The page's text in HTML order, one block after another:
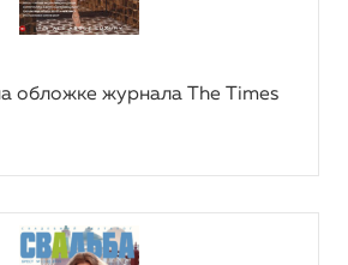
обложке журнала The Times